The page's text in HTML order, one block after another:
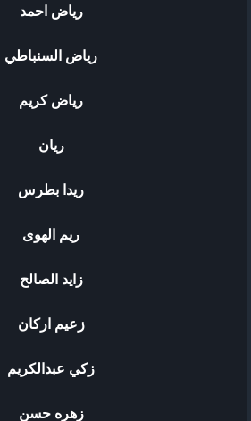
رياض احمد
رياض السنباطي
رياض كريم
ريان
ريدا بطرس
ريم الهوى
زايد الصالح
زعيم اركان
زكي عبدالكريم
زهره حسن